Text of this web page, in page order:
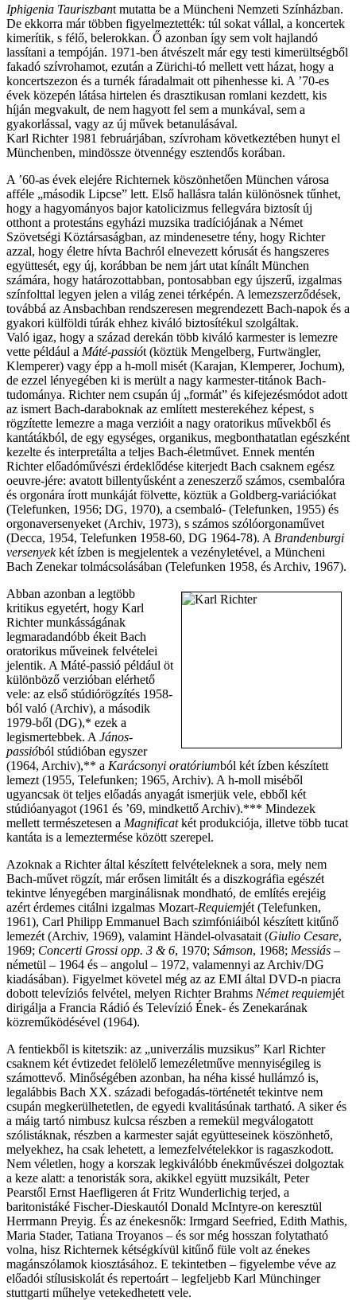
Iphigenia Tauriszbant mutatta be a Müncheni Nemzeti Színházban.
De ekkorra már többen figyelmeztették: túl sokat vállal, a koncertek
kimerítik, s félő, belerokkan. Ő azonban így sem volt hajlandó
lassítani a tempóján. 1971-ben átvészelt már egy testi kimerültségből
fakadó szívrohamot, ezután a Zürichi-tó mellett vett házat, hogy a
koncertszezon és a turnék fáradalmait ott pihenhesse ki. A ’70-es
évek közepén látása hirtelen és drasztikusan romlani kezdett, kis
híján megvakult, de nem hagyott fel sem a munkával, sem a
gyakorlással, vagy az új művek betanulásával.
Karl Richter 1981 februárjában, szívroham következtében hunyt el
Münchenben, mindössze ötvennégy esztendős korában.
A ’60-as évek elejére Richternek köszönhetően München városa
afféle „második Lipcse” lett. Első hallásra talán különösnek tűnhet,
hogy a hagyományos bajor katolicizmus fellegvára biztosít új
otthont a protestáns egyházi muzsika tradíciójának a Német
Szövetségi Köztársaságban, az mindenesetre tény, hogy Richter
azzal, hogy életre hívta Bachról elnevezett kórusát és hangszeres
együttesét, egy új, korábban be nem járt utat kínált München
számára, hogy határozottabban, pontosabban egy újszerű, izgalmas
színfolttal legyen jelen a világ zenei térképén. A lemezszerződések,
továbbá az Ansbachban rendszeresen megrendezett Bach-napok és a
gyakori külföldi túrák ehhez kiváló biztosítékul szolgáltak.
Való igaz, hogy a század derekán több kiváló karmester is lemezre
vette például a Máté-passiót (köztük Mengelberg, Furtwängler,
Klemperer) vagy épp a h-moll misét (Karajan, Klemperer, Jochum),
de ezzel lényegében ki is merült a nagy karmester-titánok Bach-
tudománya. Richter nem csupán új „formát” és kifejezésmódot adott
az ismert Bach-daraboknak az említett mesterekéhez képest, s
rögzítette lemezre a maga verzióit a nagy oratorikus művekből és
kantátákból, de egy egységes, organikus, megbonthatatlan egészként
kezelte és interpretálta a teljes Bach-életművet. Ennek mentén
Richter előadóművészi érdeklődése kiterjedt Bach csaknem egész
oeuvre-jére: avatott billentyűsként a zeneszerző számos, csembalóra
és orgonára írott munkáját fölvette, köztük a Goldberg-variációkat
(Telefunken, 1956; DG, 1970), a csembaló- (Telefunken, 1955) és
orgonaversenyeket (Archiv, 1973), s számos szólóorgonaművet
(Decca, 1954, Telefunken 1958-60, DG 1964-78). ABrandenburgi
versenyekkét ízben is megjelentek a vezényletével, a Müncheni
Bach Zenekar tolmácsolásában (Telefunken 1958, és Archiv, 1967).
Abban azonban a legtöbb
kritikus egyetért, hogy Karl
Richter munkásságának
legmaradandóbb ékeit Bach
oratorikus műveinek felvételei
jelentik. A Máté-passió például öt
különböző verzióban elérhető
vele: az első stúdiórögzítés 1958-
ból való (Archiv), a második
1979-ből (DG),* ezek a
legismertebbek. AJános-
passióból stúdióban egyszer
(1964, Archiv),** a Karácsonyi oratóriumból két ízben készített
lemezt (1955, Telefunken; 1965, Archiv). A h-moll miséből
ugyancsak öt teljes előadás anyagát ismerjük vele, ebből két
stúdióanyagot (1961 és ’69, mindkettő Archiv).*** Mindezek
mellett természetesen a Magnificatkét produkciója, illetve több tucat
kantáta is a lemeztermése között szerepel.
Azoknak a Richter által készített felvételeknek a sora, mely nem
Bach-művet rögzít, már erősen limitált és a diszkográfia egészét
tekintve lényegében marginálisnak mondható, de említés erejéig
azért érdemes citálni izgalmas Mozart-Requiemjét (Telefunken,
1961), Carl Philipp Emmanuel Bach szimfóniáiból készített kitűnő
lemezét (Archiv, 1969), valamint Händel-olvasatait (Giulio Cesare,
1969; Concerti Grossi opp. 3 & 6, 1970; Sámson, 1968; Messiás –
németül – 1964 és – angolul – 1972, valamennyi az Archiv/DG
kiadásában). Figyelmet követel még az az EMI által DVD-n piacra
dobott televíziós felvétel, melyen Richter Brahms Német requiemjét
dirigálja a Francia Rádió és Televízió Ének- és Zenekarának
közreműködésével (1964).
A fentiekből is kitetszik: az „univerzális muzsikus” Karl Richter
csaknem két évtizedet felölelő lemezéletműve mennyiségileg is
számottevő. Minőségében azonban, ha néha kissé hullámzó is,
legalábbis Bach XX. századi befogadás-történetét tekintve nem
csupán megkerülhetetlen, de egyedi kvalitásúnak tartható. A siker és
a máig tartó nimbusz kulcsa részben a remekül megválogatott
szólistáknak, részben a karmester saját együtteseinek köszönhető,
melyekhez, ha csak lehetett, a lemezfelvételekkor is ragaszkodott.
Nem véletlen, hogy a korszak legkiválóbb énekművészei dolgoztak
a keze alatt: a tenoristák sora, akikkel együtt muzsikált, Peter
Pearstől Ernst Haefligeren át Fritz Wunderlichig terjed, a
baritonistáké Fischer-Dieskautól Donald McIntyre-on keresztül
Herrmann Preyig. És az énekesnők: Irmgard Seefried, Edith Mathis,
Maria Stader, Tatiana Troyanos – és sor még hosszan folytatható
volna, hisz Richternek kétségkívül kitűnő füle volt az énekes
magánszólamok kiosztásához. E tekintetben – figyelembe véve az
előadói stílusiskolát és repertoárt – legfeljebb Karl Münchinger
stuttgarti műhelye vetekedhetett vele.